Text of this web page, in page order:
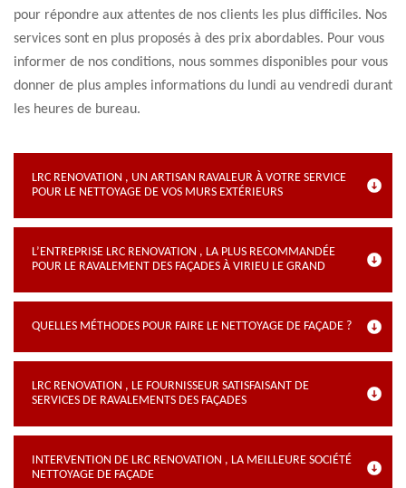
pour répondre aux attentes de nos clients les plus difficiles. Nos
services sont en plus proposés à des prix abordables. Pour vous
informer de nos conditions, nous sommes disponibles pour vous
donner de plus amples informations du lundi au vendredi durant
les heures de bureau.
LRC RENOVATION , UN ARTISAN RAVALEUR À VOTRE SERVICE
POUR LE NETTOYAGE DE VOS MURS EXTÉRIEURS
L’ENTREPRISE LRC RENOVATION , LA PLUS RECOMMANDÉE
POUR LE RAVALEMENT DES FAÇADES À VIRIEU LE GRAND
QUELLES MÉTHODES POUR FAIRE LE NETTOYAGE DE FAÇADE ?
LRC RENOVATION , LE FOURNISSEUR SATISFAISANT DE
SERVICES DE RAVALEMENTS DES FAÇADES
INTERVENTION DE LRC RENOVATION , LA MEILLEURE SOCIÉTÉ
NETTOYAGE DE FAÇADE